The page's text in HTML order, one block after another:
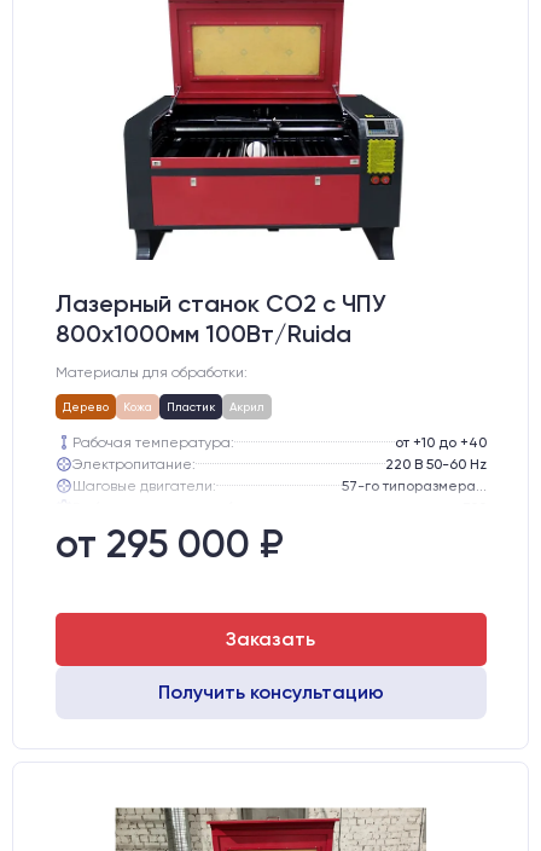
Лазерный станок CO2 c ЧПУ
800х1000мм 100Вт/Ruida
Материалы для обработки:
Дерево Кожа Пластик Акрил
Рабочая температура:
от +10 до +40
Электропитание:
220 В 50-60 Hz
Шаговые двигатели:
Направляющие оси Y:
Направляющие оси Х:
от 295 000 ₽
Заказать
Получить консультацию